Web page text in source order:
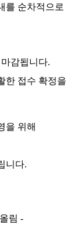
를 순차적으로
감됩니다.
한 접수 확정을
을 위해
니다.
림 -